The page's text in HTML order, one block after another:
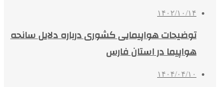
۱۴۰۲/۱۰/۱۴
توضیحات هواپیمایی کشوری درباره دلایل سانحه
هواپیما در استان فارس
۱۴۰۴/۰۴/۱۰